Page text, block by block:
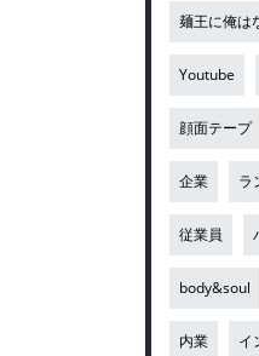
麺王に俺は
Youtube
顔面テープ
企業 ラ
従業員
body&soul
内業 イ